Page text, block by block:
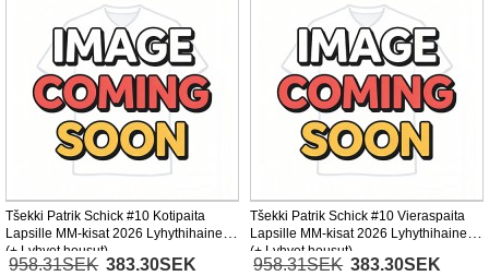
Tšekki Patrik Schick #10 Kotipaita
Lapsille MM-kisat 2026 Lyhythihainen
(+ Lyhyet housut)
958.31SEK 383.30SEK
Tšekki Patrik Schick #10 Vieraspaita
Lapsille MM-kisat 2026 Lyhythihainen
(+ Lyhyet housut)
958.31SEK 383.30SEK